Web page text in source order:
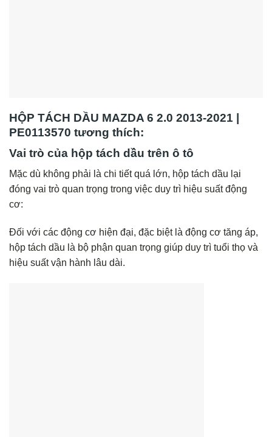
HỘP TÁCH DẦU MAZDA 6 2.0 2013-2021 |
PE0113570 tương thích:
Vai trò của hộp tách dầu trên ô tô
Mặc dù không phải là chi tiết quá lớn, hộp tách dầu lại
đóng vai trò quan trọng trong việc duy trì hiệu suất động
cơ:
Đối với các động cơ hiện đại, đặc biệt là động cơ tăng áp,
hộp tách dầu là bộ phận quan trọng giúp duy trì tuổi thọ và
hiệu suất vận hành lâu dài.